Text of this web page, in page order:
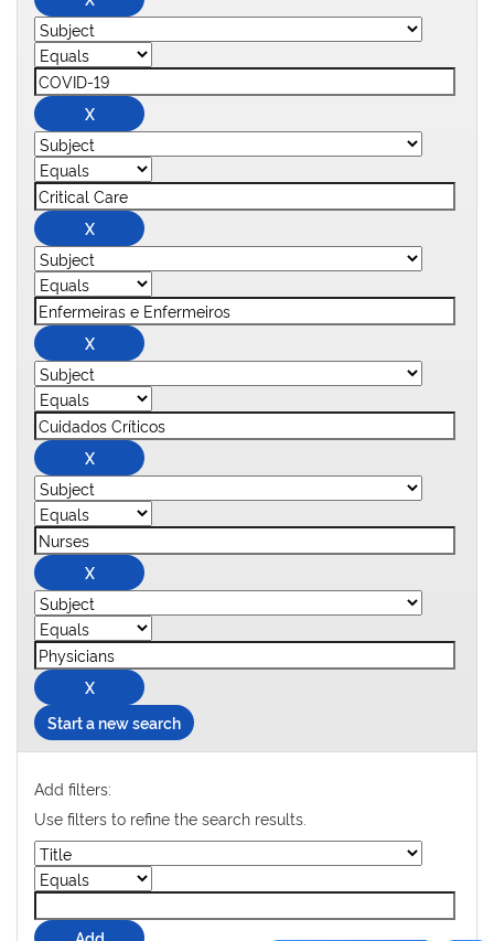
Start a new search
Add filters:
Use filters to refine the search results.